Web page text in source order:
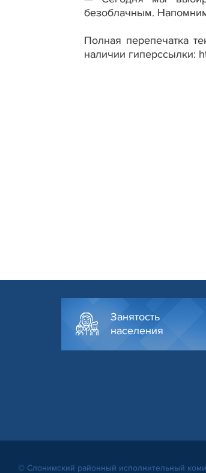
безоблачным.
Полная перепечатка
наличии гиперссылки:
Занятость
населения
© Слонимский районный исполнительный